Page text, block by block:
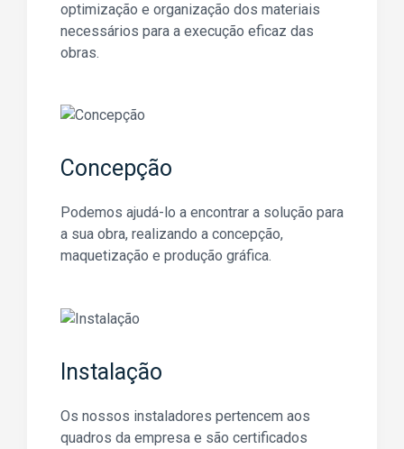
optimização e organização dos materiais
necessários para a execução eficaz das
obras.
Concepção
Podemos ajudá-lo a encontrar a solução para
a sua obra, realizando a concepção,
maquetização e produção gráfica.
Instalação
Os nossos instaladores pertencem aos
quadros da empresa e são certificados